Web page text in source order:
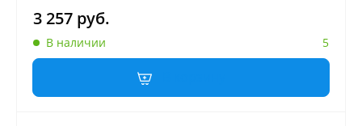
В наличии 5
3 257 руб.